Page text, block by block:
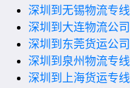
深圳到无锡物流专线
深圳到大连物流公司
深圳到东莞货运公司
深圳到泉州物流专线
深圳到上海货运专线